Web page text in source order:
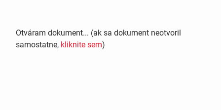
Otváram dokument... (ak sa dokument neotvoril
samostatne, kliknite sem)